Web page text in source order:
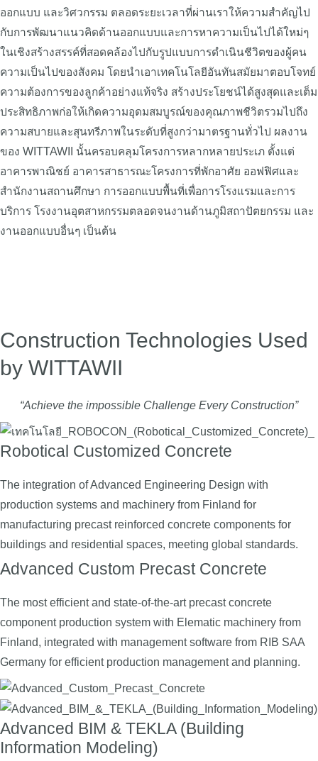
ออกแบบ และวิศวกรรม ตลอดระยะเวลาที่ผ่านเราให้ความสำคัญไป
กับการพัฒนาแนวคิดด้านออกแบบและการหาความเป็นไปได้ใหม่ๆ
ในเชิงสร้างสรรค์ที่สอดคล้องไปกับรูปแบบการดำเนินชีวิตของผู้คน
ความเป็นไปของสังคม โดยนำเอาเทคโนโลยีอันทันสมัยมาตอบโจทย์
ความต้องการของลูกค้าอย่างแท้จริง สร้างประโยชน์ได้สูงสุดและเต็ม
ประสิทธิภาพก่อให้เกิดความอุดมสมบูรณ์ของคุณภาพชีวิตรวมไปถึง
ความสบายและสุนทรีภาพในระดับที่สูงกว่ามาตรฐานทั่วไป ผลงาน
ของ WITTAWII นั้นครอบคลุมโครงการหลากหลายประเภ ตั้งแต่
อาคารพาณิชย์ อาคารสาธารณะโครงการที่พักอาศัย ออฟฟิศและ
สำนักงานสถานศึกษา การออกแบบพื้นที่เพื่อการโรงแรมและการ
บริการ โรงงานอุตสาหกรรมตลอดจนงานด้านภูมิสถาปัตยกรรม และ
งานออกแบบอื่นๆ เป็นต้น
Construction Technologies Used
by WITTAWII
“Achieve the impossible Challenge Every Construction”
Robotical Customized Concrete
The integration of Advanced Engineering Design with
production systems and machinery from Finland for
manufacturing precast reinforced concrete components for
buildings and residential spaces, meeting global standards.
Advanced Custom Precast Concrete
The most efficient and state-of-the-art precast concrete
component production system with Elematic machinery from
Finland, integrated with management software from RIB SAA
Germany for efficient production management and planning.
Advanced BIM & TEKLA (Building
Information Modeling)